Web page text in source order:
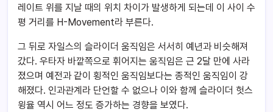
레이트 위를 지날 때의 위치 차이가 발생하게 되는데 이 사이 수
평 거리를 H-Movement라 부른다.
그 뒤로 자일스의 슬라이더 움직임은 서서히 예년과 비슷해져
갔다. 우타자 바깥쪽으로 휘어지는 움직임은 근 2달 만에 사라
졌으며 예전과 같이 횡적인 움직임보다는 종적인 움직임이 강
해졌다. 인과관계라 단언할 수 없으나 이와 함께 슬라이더 헛스
윙율 역시 어느 정도 증가하는 경향을 보였다.